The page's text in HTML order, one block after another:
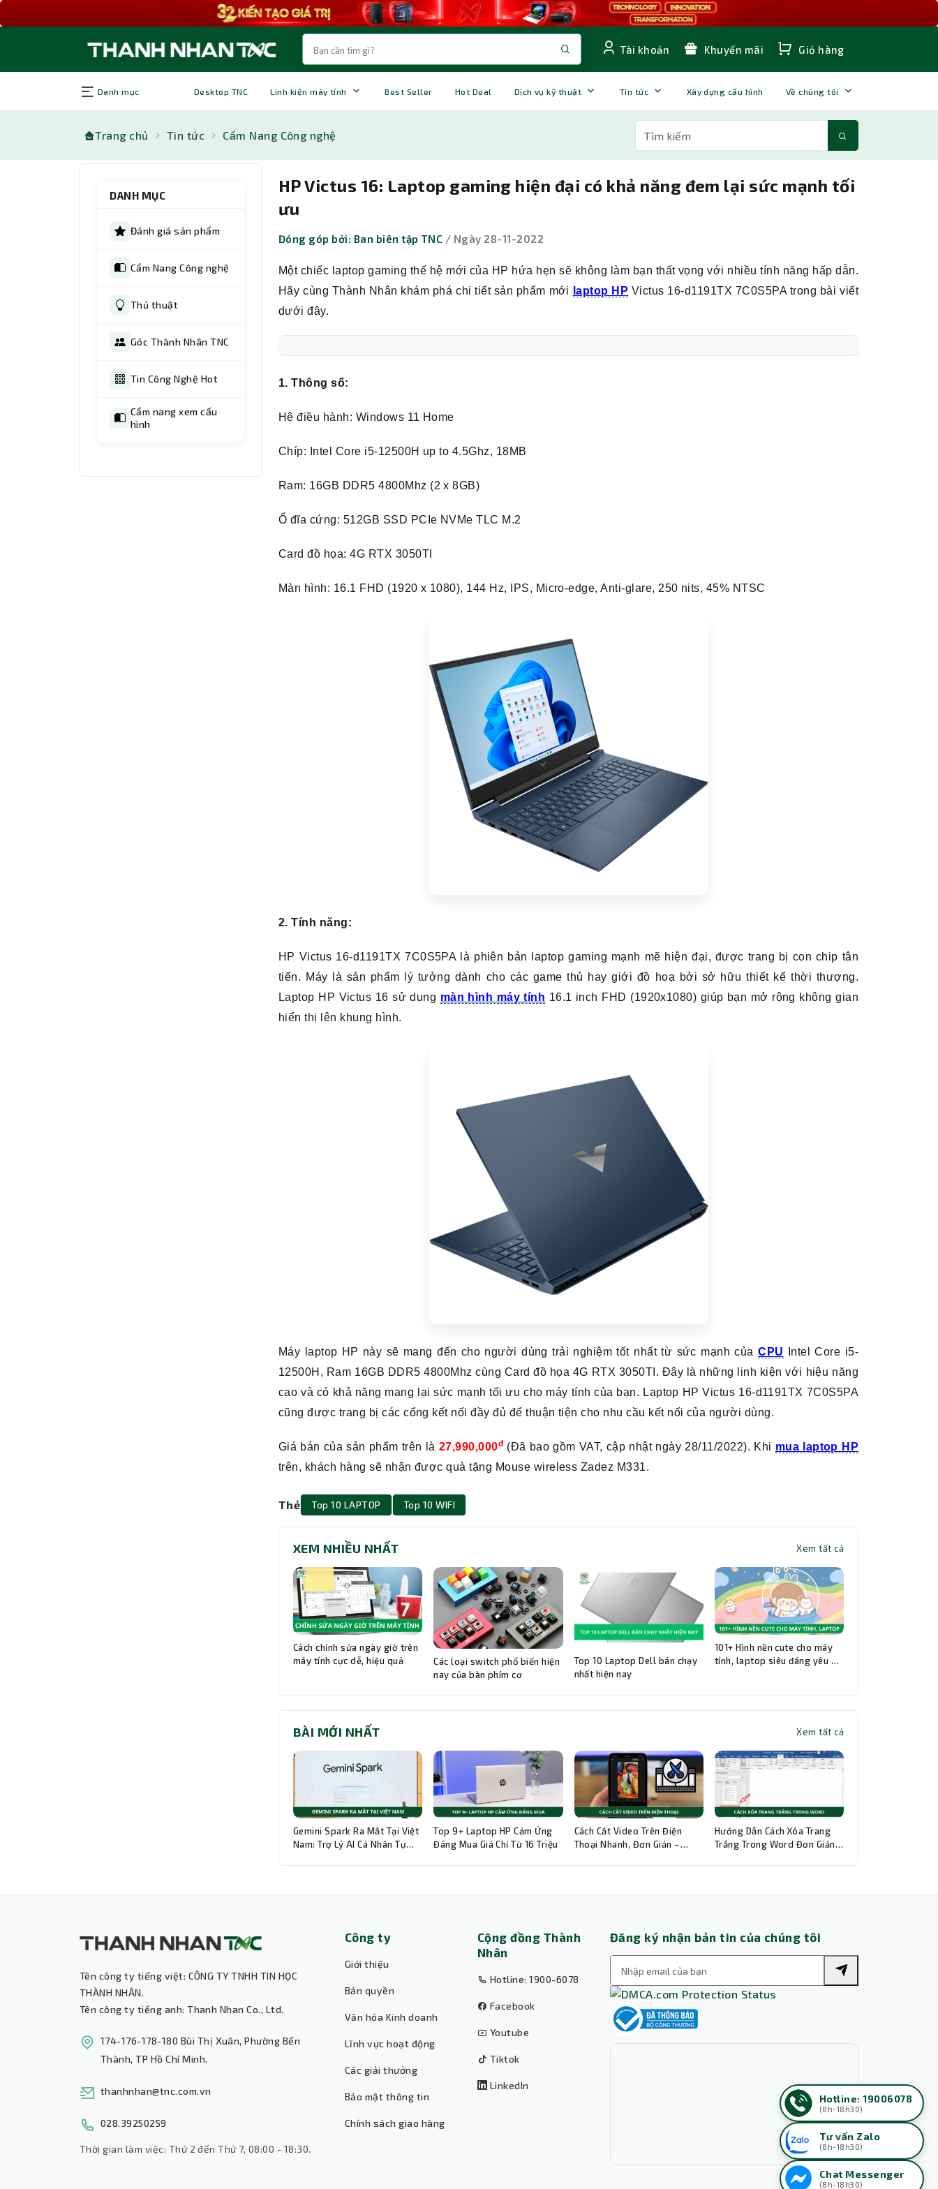
Tài khoản Khuyến mãi Giỏ hàng
Danh mục Desktop TNC Linh kiện máy tính Best Seller Hot Deal Dịch vụ kỹ thuật Tin tức Xây dựng cấu hình Về chúng tôi
Trang chủ Tin tức Cẩm Nang Công nghệ
DANH MỤC
Đánh giá sản phẩm
Cẩm Nang Công nghệ
Thủ thuật
Góc Thành Nhân TNC
Tin Công Nghệ Hot
Cẩm nang xem cấu
hình
HP Victus 16: Laptop gaming hiện đại có khả năng đem lại sức mạnh tối
ưu
Đóng góp bởi: Ban biên tập TNC / Ngày 28-11-2022
Một chiếc laptop gaming thế hệ mới của HP hứa hẹn sẽ không làm bạn thất vọng với nhiều tính năng hấp dẫn.
Hãy cùng Thành Nhân khám phá chi tiết sản phẩm mới
laptop HP Victus 16-d1191TX 7C0S5PA trong bài viết
dưới đây.
1. Thông số:
Hệ điều hành: Windows 11 Home
Chíp: Intel Core i5-12500H up to 4.5Ghz, 18MB
Ram: 16GB DDR5 4800Mhz (2 x 8GB)
Ổ đĩa cứng: 512GB SSD PCIe NVMe TLC M.2
Card đồ họa: 4G RTX 3050TI
Màn hình: 16.1 FHD (1920 x 1080), 144 Hz, IPS, Micro-edge, Anti-glare, 250 nits, 45% NTSC
2. Tính năng:
HP Victus 16-d1191TX 7C0S5PA là phiên bản laptop gaming mạnh mẽ hiện đại, được trang bị con chip tân
tiến. Máy là sản phẩm lý tưởng dành cho các game thủ hay giới đồ hoạ bởi sở hữu thiết kế thời thượng.
Laptop HP Victus 16 sử dụng màn hình máy tính 16.1 inch FHD (1920x1080) giúp bạn mở rộng không gian
hiển thị lên khung hình.
Máy laptop HP này sẽ mang đến cho người dùng trải nghiệm tốt nhất từ sức mạnh củaCPU Intel Core i5-
12500H, Ram 16GB DDR5 4800Mhz cùng Card đồ họa 4G RTX 3050TI. Đây là những linh kiện với hiệu năng
cao và có khả năng mang lại sức mạnh tối ưu cho máy tính của bạn. Laptop HP Victus 16-d1191TX 7C0S5PA
cũng được trang bị các cổng kết nối đầy đủ để thuận tiện cho nhu cầu kết nối của người dùng.
Giá bán của sản phẩm trên là 27,990,000đ (Đã bao gồm VAT, cập nhật ngày 28/11/2022). Khi mua laptop HP
trên, khách hàng sẽ nhận được quà tặng Mouse wireless Zadez M331.
Thẻ Top 10 LAPTOP Top 10 WIFI
XEM NHIỀU NHẤT Xem tất cả
Cách chỉnh sửa ngày giờ trên
máy tính cực dễ, hiệu quả
Các loại switch phổ biến hiện
nay của bàn phím cơ
Top 10 Laptop Dell bán chạy
nhất hiện nay
101+ Hình nền cute cho máy
tính, laptop siêu đáng yêu và
BÀI MỚI NHẤT Xem tất cả
Gemini Spark Ra Mắt Tại Việt
Nam: Trợ Lý AI Cá Nhân Tự
Top 9+ Laptop HP Cảm Ứng
Đáng Mua Giá Chỉ Từ 16 Triệu
Cách Cắt Video Trên Điện
Thoại Nhanh, Đơn Giản –
Hướng Dẫn Cách Xóa Trang
Trắng Trong Word Đơn Giản,
Tên công ty tiếng việt: CÔNG TY TNHH TIN HỌC
THÀNH NHÂN.
Tên công ty tiếng anh: Thanh Nhan Co., Ltd.
174-176-178-180 Bùi Thị Xuân, Phường Bến
Thành, TP Hồ Chí Minh.
thanhnhan@tnc.com.vn
028.39250259
Thời gian làm việc: Thứ 2 đến Thứ 7, 08:00 - 18:30.
Công ty
Giới thiệu
Bản quyền
Văn hóa Kinh doanh
Lĩnh vực hoạt động
Các giải thưởng
Bảo mật thông tin
Chính sách giao hàng
Cộng đồng Thành
Nhân
Hotline: 1900-6078
Facebook
Youtube
Tiktok
LinkedIn
Đăng ký nhận bản tin của chúng tôi
Hotline: 19006078
(8h-18h30)
Tư vấn Zalo
(8h-18h30)
Chat Messenger
(8h-18h30)
Thành Nhân TNC
Trợ lý AI • Phản hồi tức thì